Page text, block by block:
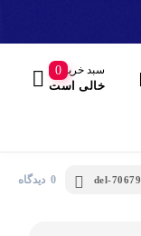
سبد خرید
خالی است
0
del-70679 0 دیدگاه